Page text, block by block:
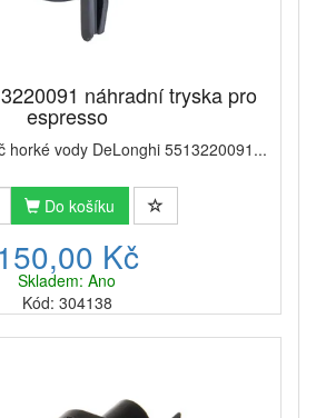
náhradní tryska pro
espresso
horké vody DeLonghi 5513220091...
Do košíku
Kč
Skladem: Ano
Kód: 304138